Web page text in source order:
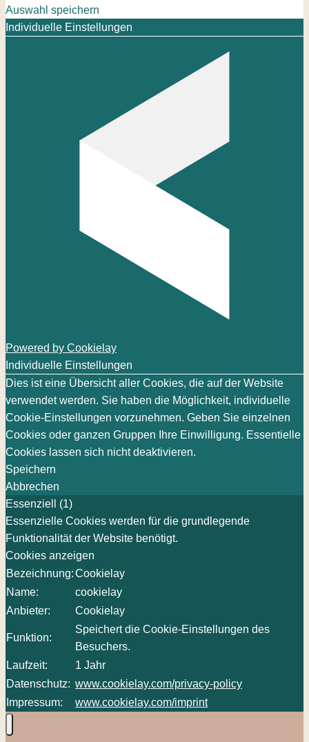
Auswahl speichern
Individuelle Einstellungen
Powered by Cookielay
Individuelle Einstellungen
Dies ist eine Übersicht aller Cookies, die auf der Website
verwendet werden. Sie haben die Möglichkeit, individuelle
Cookie-Einstellungen vorzunehmen. Geben Sie einzelnen
Cookies oder ganzen Gruppen Ihre Einwilligung. Essentielle
Cookies lassen sich nicht deaktivieren.
Speichern
Abbrechen
Essenziell (1)
Essenzielle Cookies werden für die grundlegende
Funktionalität der Website benötigt.
Cookies anzeigen
Bezeichnung:Cookielay
Name:
cookielay
Anbieter:
Cookielay
Funktion:
Speichert die Cookie-Einstellungen des
Besuchers.
Laufzeit:
1 Jahr
Datenschutz: www.cookielay.com/privacy-policy
Impressum:
www.cookielay.com/imprint